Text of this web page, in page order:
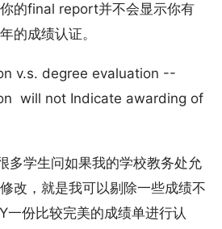
的final report并不会显示你有
的成绩认证。
v.s. degree evaluation --
will not Indicate awarding of
多学生问如果我的学校教务处允
改，就是我可以剔除一些成绩不
一份比较完美的成绩单进行认